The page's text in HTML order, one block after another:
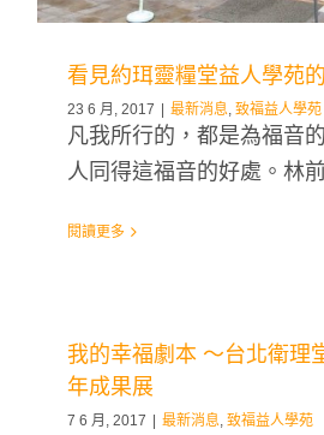
看見約珥靈糧堂益人學苑
23 6 月, 2017 最新消息, 致福益人學苑
凡我所行的，都是為福音
人同得這福音的好處。林
閱讀更多
我的幸福劇本 ～台北衛理
年成果展
7 6 月, 2017 最新消息, 致福益人學苑